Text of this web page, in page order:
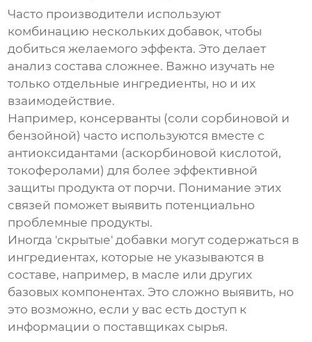
Часто производители используют
комбинацию нескольких добавок, чтобы
добиться желаемого эффекта. Это делает
анализ состава сложнее. Важно изучать не
только отдельные ингредиенты, но и их
взаимодействие.
Например, консерванты (соли сорбиновой и
бензойной) часто используются вместе с
антиоксидантами (аскорбиновой кислотой,
токоферолами) для более эффективной
защиты продукта от порчи. Понимание этих
связей поможет выявить потенциально
проблемные продукты.
Иногда 'скрытые' добавки могут содержаться в
ингредиентах, которые не указываются в
составе, например, в масле или других
базовых компонентах. Это сложно выявить, но
это возможно, если у вас есть доступ к
информации о поставщиках сырья.